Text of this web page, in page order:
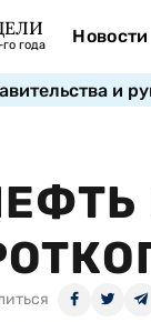
года Новости
и